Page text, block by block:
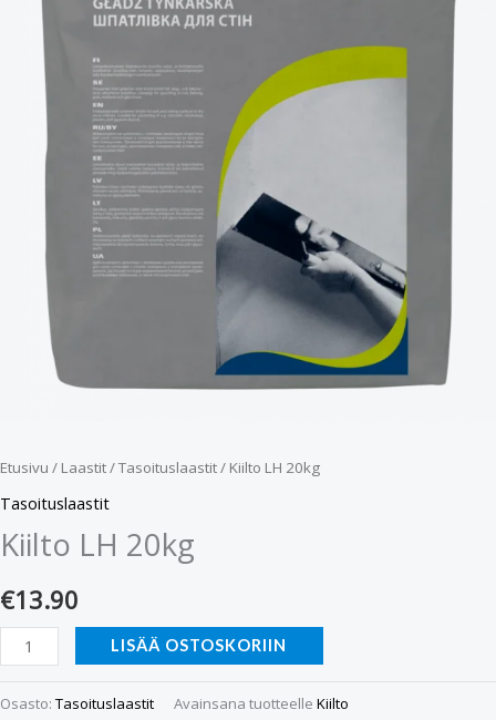
Etusivu / Laastit/Tasoituslaastit/ Kiilto LH 20kg
Tasoituslaastit
Kiilto LH 20kg
€13.90
LISÄÄ OSTOSKORIIN
Osasto: Tasoituslaastit Avainsana tuotteelle Kiilto